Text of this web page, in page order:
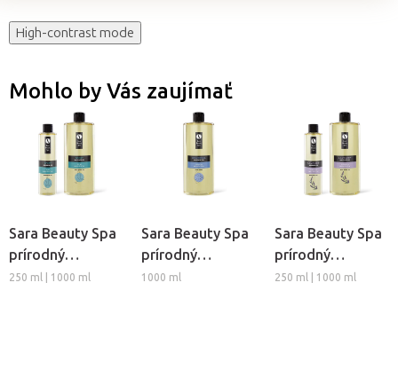
High-contrast mode
Mohlo by Vás zaujímať
Sara Beauty Spa
prírodný
rastlinný
250 ml | 1000 ml
Sara Beauty Spa
prírodný
rastlinný
1000 ml
Sara Beauty Spa
prírodný
rastlinný
250 ml | 1000 ml